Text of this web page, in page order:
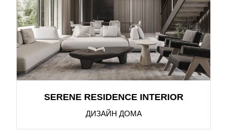
SERENE RESIDENCE INTERIOR
ДИЗАЙН ДОМА